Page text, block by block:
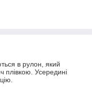
в рулон, який
плівкою. Усередині